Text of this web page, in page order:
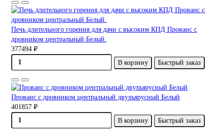
Печь длительного горения для дачи с высоким КПД Прованс с
дровником центральный Белый.
377494 ₽
В корзину
Быстрый заказ
Прованс с дровником центральный двухъярусный Белый
401857 ₽
В корзину
Быстрый заказ